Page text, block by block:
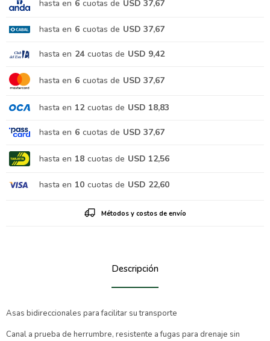
hasta en 6 cuotas de USD 37,67
hasta en 6 cuotas de USD 37,67
hasta en 24 cuotas de USD 9,42
hasta en 6 cuotas de USD 37,67
hasta en 12 cuotas de USD 18,83
hasta en 6 cuotas de USD 37,67
hasta en 18 cuotas de USD 12,56
hasta en 10 cuotas de USD 22,60
Métodos y costos de envío
Descripción
Asas bidireccionales para facilitar su transporte
Canal a prueba de herrumbre, resistente a fugas para drenaje sin